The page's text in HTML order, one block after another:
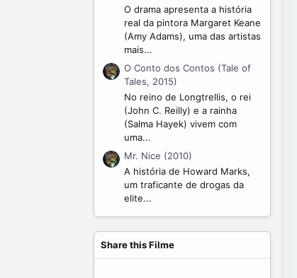
O drama apresenta a história
real da pintora Margaret Keane
(Amy Adams), uma das artistas
mais...
O Conto dos Contos (Tale of
Tales, 2015)
No reino de Longtrellis, o rei
(John C. Reilly) e a rainha
(Salma Hayek) vivem com
uma...
Mr. Nice (2010)
A história de Howard Marks,
um traficante de drogas da
elite...
Share this Filme